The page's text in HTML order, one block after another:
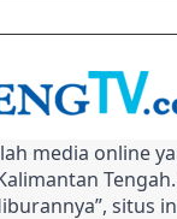
media online
situs